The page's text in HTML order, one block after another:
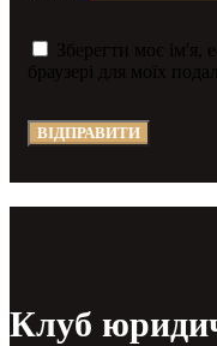
Зберегти моє ім'я,
браузері для моїх
Клуб